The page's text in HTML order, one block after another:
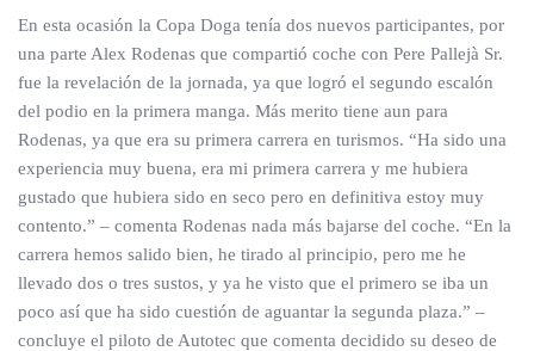
En esta ocasión la Copa Doga tenía dos nuevos participantes, por
una parte Alex Rodenas que compartió coche con Pere Pallejà Sr.
fue la revelación de la jornada, ya que logró el segundo escalón
del podio en la primera manga. Más merito tiene aun para
Rodenas, ya que era su primera carrera en turismos. “Ha sido una
experiencia muy buena, era mi primera carrera y me hubiera
gustado que hubiera sido en seco pero en definitiva estoy muy
contento.” – comenta Rodenas nada más bajarse del coche. “En la
carrera hemos salido bien, he tirado al principio, pero me he
llevado dos o tres sustos, y ya he visto que el primero se iba un
poco así que ha sido cuestión de aguantar la segunda plaza.” –
concluye el piloto de Autotec que comenta decidido su deseo de